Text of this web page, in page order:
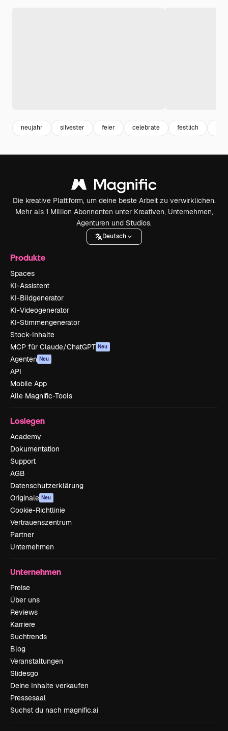
neujahr silvester feier celebrate festlich
Die kreative Plattform, um deine beste Arbeit zu verwirklichen.
Mehr als 1 Million Abonnenten unter Kreativen, Unternehmen,
Agenturen und Studios.
Deutsch
Produkte
Spaces
KI-Assistent
KI-Bildgenerator
KI-Videogenerator
KI-Stimmengenerator
Stock-Inhalte
MCP für Claude/ChatGPT Neu
Agenten Neu
API
Mobile App
Alle Magnific-Tools
Loslegen
Academy
Dokumentation
Support
AGB
Datenschutzerklärung
Originale Neu
Cookie-Richtlinie
Vertrauenszentrum
Partner
Unternehmen
Unternehmen
Preise
Über uns
Reviews
Karriere
Suchtrends
Blog
Veranstaltungen
Slidesgo
Deine Inhalte verkaufen
Pressesaal
Suchst du nach magnific.ai